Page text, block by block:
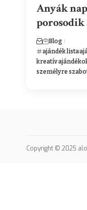
Anyák
porosodik
Blog
ajándék lista
kreatív
személyre
Copyright © 2025